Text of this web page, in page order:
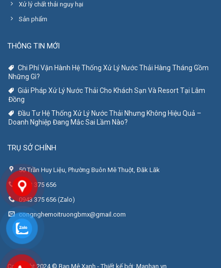
Xử lý chất thải nguy hại
Sản phẩm
THÔNG TIN MỚI
Chi Phí Vận Hành Hệ Thống Xử Lý Nước Thải Hàng Tháng Gồm
Những Gì?
Giải Pháp Xử Lý Nước Thải Cho Khách Sạn Và Resort Tại Lâm
Đồng
Đầu Tư Hệ Thống Xử Lý Nước Thải Nhưng Không Hiệu Quả –
Doanh Nghiệp Đang Mắc Sai Lầm Nào?
TRỤ SỞ CHÍNH
50 Trần Huy Liệu, Phường Buôn Mê Thuột, Đăk Lăk
0943 375 656
0943 375 656 (Zalo)
congnghemoitruongbmx@gmail.com
Copyright 2024 © Ban Mê Xanh - Thiết kế bởi: Manhan.vn